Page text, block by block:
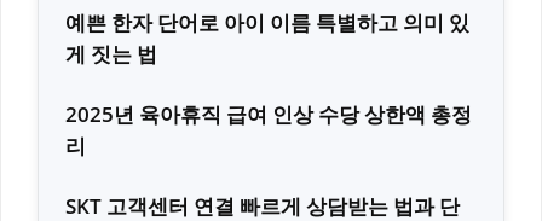
예쁜 한자 단어로 아이 이름 특별하고 의미 있
게 짓는 법
2025년 육아휴직 급여 인상 수당 상한액 총정
리
SKT 고객센터 연결 빠르게 상담받는 법과 단